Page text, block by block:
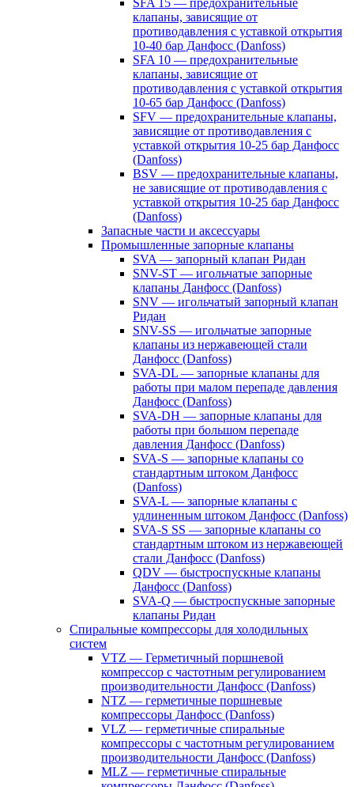
SFA 15 — предохранительные
клапаны, зависящие от
противодавления с уставкой открытия
10-40 бар Данфосс (Danfoss)
SFA 10 — предохранительные
клапаны, зависящие от
противодавления с уставкой открытия
10-65 бар Данфосс (Danfoss)
SFV — предохранительные клапаны,
зависящие от противодавления с
уставкой открытия 10-25 бар Данфосс
(Danfoss)
BSV — предохранительные клапаны,
не зависящие от противодавления с
уставкой открытия 10-25 бар Данфосс
(Danfoss)
Запасные части и аксессуары
Промышленные запорные клапаны
SVA — запорный клапан Ридан
SNV-ST — игольчатые запорные
клапаны Данфосс (Danfoss)
SNV — игольчатый запорный клапан
Ридан
SNV-SS — игольчатые запорные
клапаны из нержавеющей стали
Данфосс (Danfoss)
SVA-DL — запорные клапаны для
работы при малом перепаде давления
Данфосс (Danfoss)
SVA-DH — запорные клапаны для
работы при большом перепаде
давления Данфосс (Danfoss)
SVA-S — запорные клапаны со
стандартным штоком Данфосс
(Danfoss)
SVA-L — запорные клапаны с
удлиненным штоком Данфосс (Danfoss)
SVA-S SS — запорные клапаны со
стандартным штоком из нержавеющей
стали Данфосс (Danfoss)
QDV — быстроспускные клапаны
Данфосс (Danfoss)
SVA-Q — быстроспускные запорные
клапаны Ридан
Спиральные компрессоры для холодильных
систем
VTZ — Герметичный поршневой
компрессор с частотным регулированием
производительности Данфосс (Danfoss)
NTZ — герметичные поршневые
компрессоры Данфосс (Danfoss)
VLZ — герметичные спиральные
компрессоры с частотным регулированием
производительности Данфосс (Danfoss)
MLZ — герметичные спиральные